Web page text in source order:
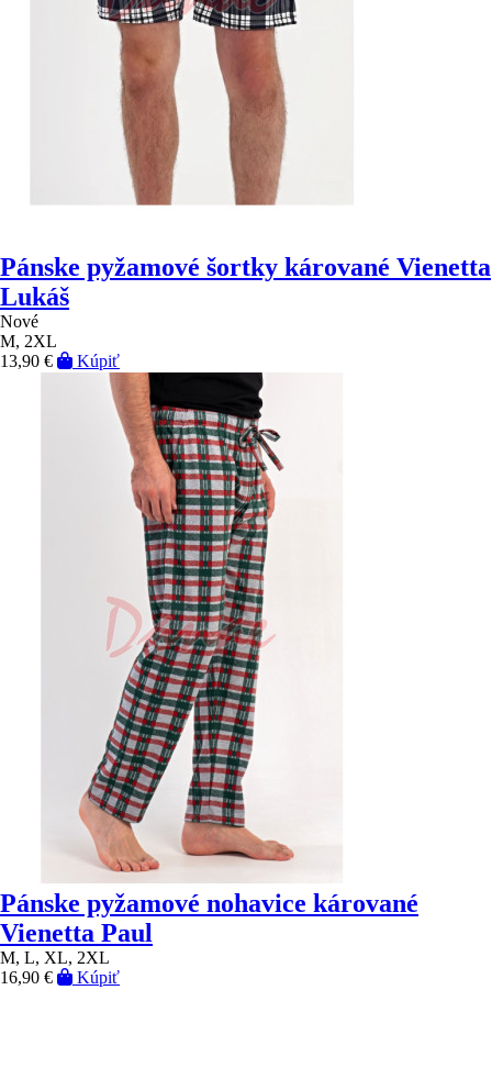
Pánske pyžamové šortky kárované Vienetta
Lukáš
Nové
M, 2XL
13,90 €
Kúpiť
Pánske pyžamové nohavice kárované
Vienetta Paul
M, L, XL, 2XL
16,90 €
Kúpiť